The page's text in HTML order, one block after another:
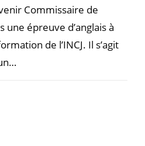
Commissaire de
une épreuve d’anglais à
de l’INCJ. Il s’agit